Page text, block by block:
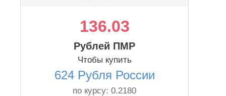
136.03
Рублей ПМР
Чтобы купить
624 Рубля России
по курсу: 0.2180